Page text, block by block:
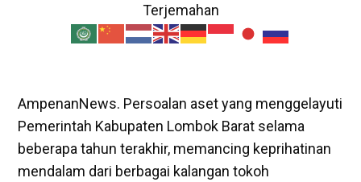
Terjemahan
AmpenanNews. Persoalan aset yang menggelayuti
Pemerintah Kabupaten Lombok Barat selama
beberapa tahun terakhir, memancing keprihatinan
mendalam dari berbagai kalangan tokoh